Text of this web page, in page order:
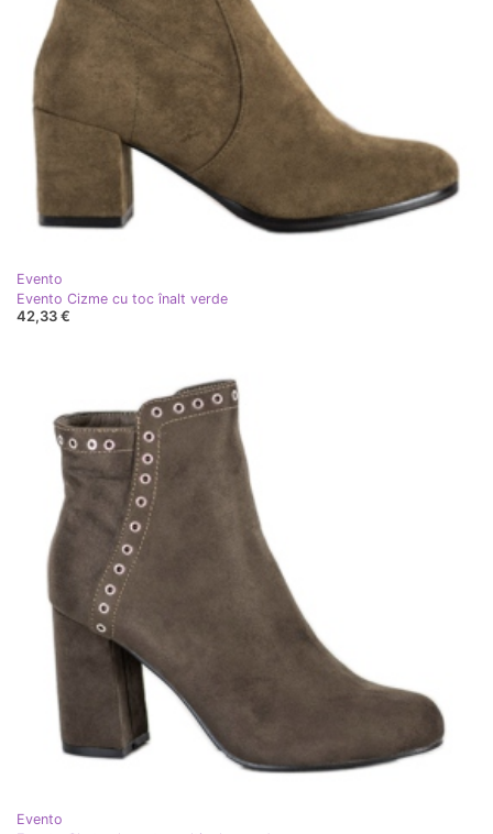
Evento
Evento Cizme cu toc înalt verde
42,33 €
Evento